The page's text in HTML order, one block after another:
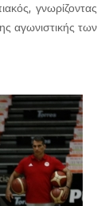
γνωρίζοντας
αγωνιστικής των